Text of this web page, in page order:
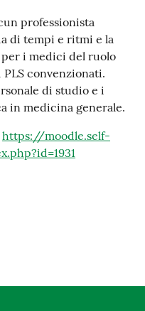
professionista
di tempi e ritmi e la
i medici del ruolo
convenzionati.
di studio e i
in medicina generale.
https://moodle.self-